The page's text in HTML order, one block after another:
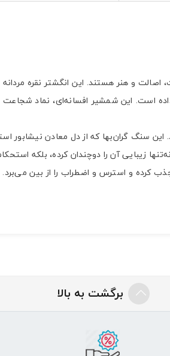
اصالت و هنر هستند. این انگشتر نقره
داده است. این شمشیر افسانه‌ای، نماد
این سنگ گران‌بها که از دل معادن
زیبایی آن را دوچندان کرده، بلکه
جذب کرده و استرس و اضطراب را از بین
برگشت به بالا